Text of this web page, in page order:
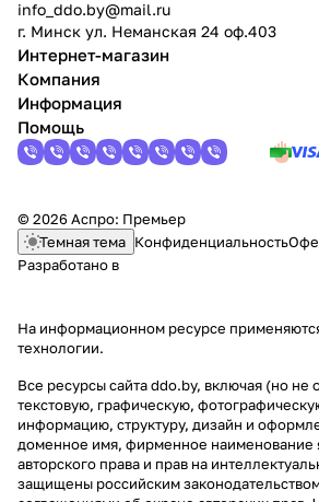
info_ddo.by@mail.ru
г. Минск ул. Неманская 24 оф.403
Интернет-магазин
Компания
Информация
Помощь
© 2026 Аспро: Премьер
Темная тема Конфиденциальность
Разработано в
На информационном ресурсе
технологии.
Все ресурсы сайта ddo.by, включая (но не
текстовую, графическую,
информацию, структуру, дизайн и
доменное имя, фирменное наименование
авторского права и прав на
защищены российским